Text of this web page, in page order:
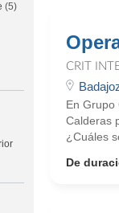
(5)
CRIT
En Grupo
Calderas
¿Cuáles
De